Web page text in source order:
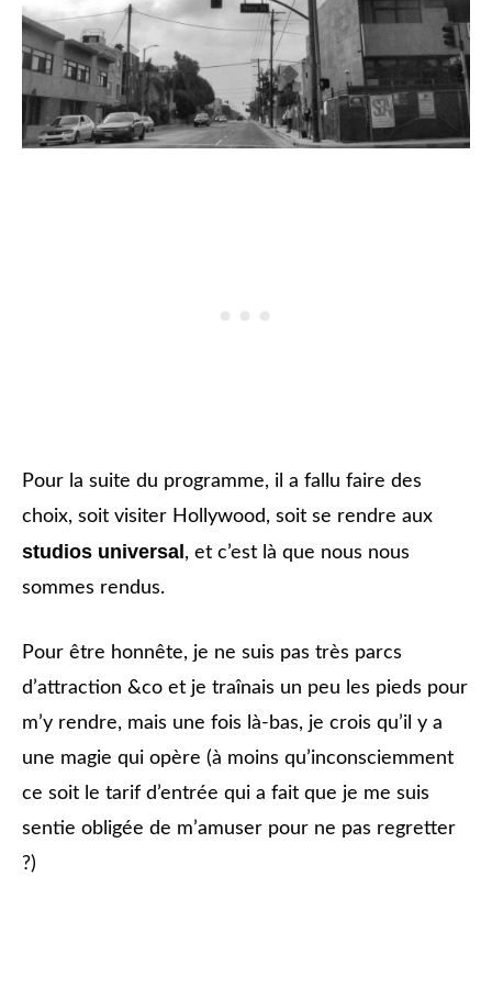
Pour la suite du programme, il a fallu faire des
choix, soit visiter Hollywood, soit se rendre aux
studios universal, et c’est là que nous nous
sommes rendus.
Pour être honnête, je ne suis pas très parcs
d’attraction &co et je traînais un peu les pieds pour
m’y rendre, mais une fois là-bas, je crois qu’il y a
une magie qui opère (à moins qu’inconsciemment
ce soit le tarif d’entrée qui a fait que je me suis
sentie obligée de m’amuser pour ne pas regretter
?)